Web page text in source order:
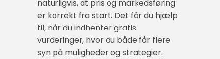
naturligvis, at pris og markedsføring
er korrekt fra start. Det får du hjælp
til, når du indhenter gratis
vurderinger, hvor du både får flere
syn på muligheder og strategier.